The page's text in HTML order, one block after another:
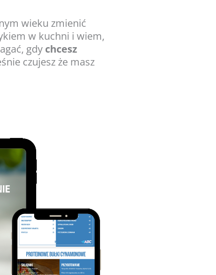
wieku zmienić
w kuchni i wiem,
gdy chcesz
czujesz że masz